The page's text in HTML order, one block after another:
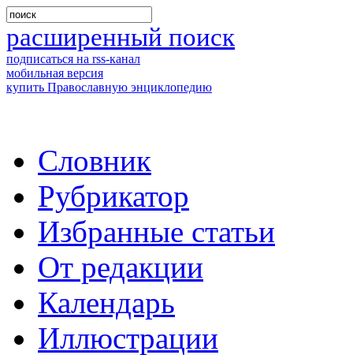
расширенный поиск
подписаться на rss-канал
мобильная версия
купить Православную энциклопедию
Словник
Рубрикатор
Избранные статьи
От редакции
Календарь
Иллюстрации